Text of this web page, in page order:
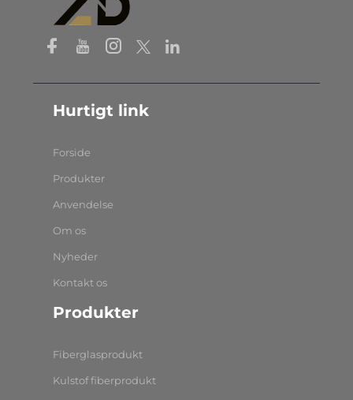
Hurtigt link
Forside
Produkter
Anvendelse
Om os
Nyheder
Kontakt os
Produkter
Fiberglasprodukt
Kulstof fiberprodukt